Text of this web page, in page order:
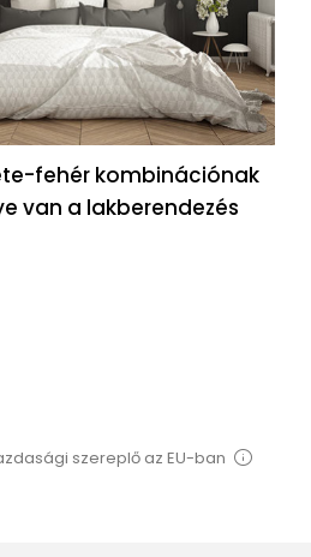
fehér kombinációnak
van a lakberendezés
szereplő az EU-ban